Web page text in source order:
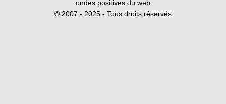
ondes positives du web
© 2007 - 2025 - Tous droits réservés